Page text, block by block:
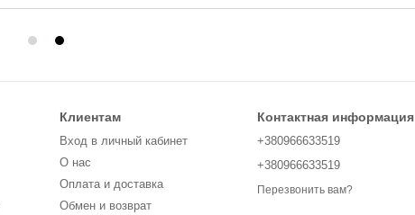
Клиентам
Вход в личный кабинет
О нас
Оплата и доставка
Обмен и возврат
Контактная информация
+380966633519
+380966633519
Перезвонить вам?